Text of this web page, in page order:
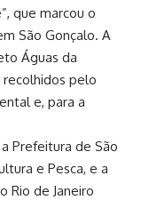
que marcou o
São Gonçalo. A
Águas da
recolhidos pelo
e, para a
Prefeitura de São
e Pesca, e a
Rio de Janeiro